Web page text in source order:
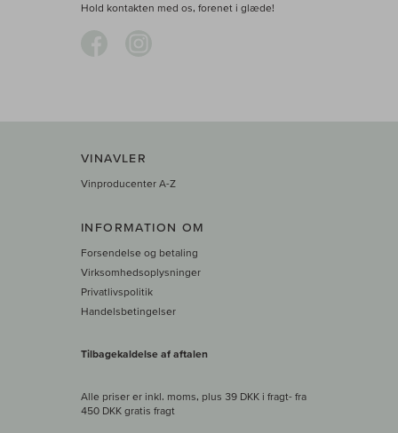
Hold kontakten med os, forenet i glæde!
VINAVLER
Vinproducenter A-Z
INFORMATION OM
Forsendelse og betaling
Virksomhedsoplysninger
Privatlivspolitik
Handelsbetingelser
Tilbagekaldelse af aftalen
Alle priser er inkl. moms, plus 39 DKK i fragt- fra
450 DKK gratis fragt